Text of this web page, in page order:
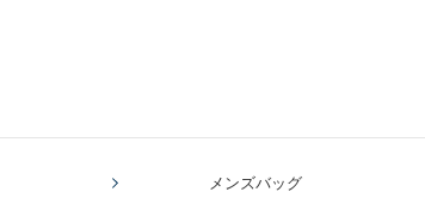
メンズバッグ